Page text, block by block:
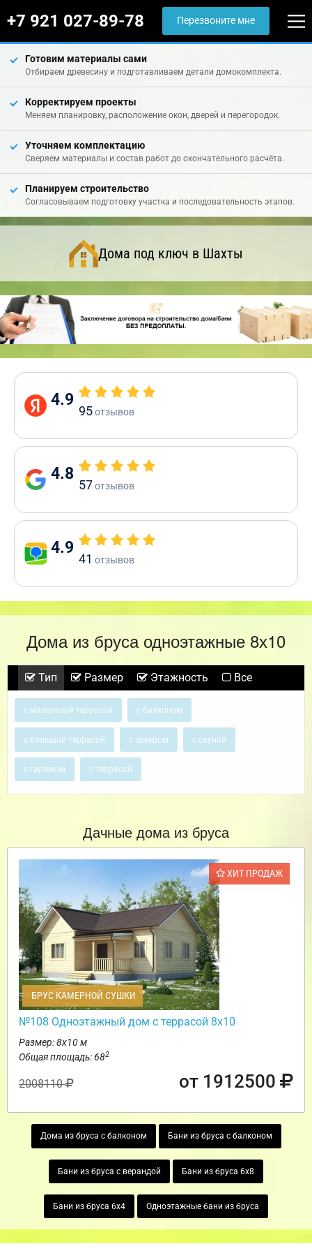
+7 921 027-89-78 Перезвоните мне
Готовим материалы сами
Отбираем древесину и подготавливаем детали домокомплекта.
Корректируем проекты
Меняем планировку, расположение окон, дверей и перегородок.
Уточняем комплектацию
Сверяем материалы и состав работ до окончательного расчёта.
Планируем строительство
Согласовываем подготовку участка и последовательность этапов.
Дома под ключ в Шахты
4.9
95отзывов
4.8
57отзывов
4.9
41 отзывов
Дома из бруса одноэтажные 8х10
Тип Размер Этажность Все
с маленькой террасой с балконом
с большой террасой с эркером с сауной
с гаражом с террасой
Дачные дома из бруса
ХИТ ПРОДАЖ
БРУС КАМЕРНОЙ СУШКИ
№108 Одноэтажный дом с террасой 8х10
Размер: 8х10 м
Общая площадь: 682
2008110 от 1912500
Дома из бруса с балконом Бани из бруса с балконом
Бани из бруса с верандой Бани из бруса 6х8
Бани из бруса 6х4 Одноэтажные бани из бруса